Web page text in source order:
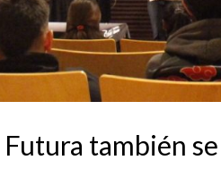
también